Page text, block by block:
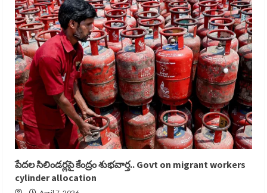
పేదల సిలిండర్లపై కేంద్రం శుభవార్త.. Govt on migrant workers
cylinder allocation